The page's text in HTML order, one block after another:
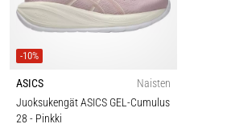
-10%
ASICS
Naisten
Juoksukengät ASICS GEL-Cumulus
28 - Pinkki